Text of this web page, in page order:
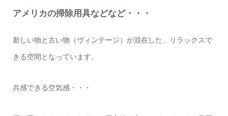
アメリカの掃除用具などなど・・・
新しい物と古い物（ヴィンテージ）が混在した、リラックスで
きる空間となっています。
共感できる空気感・・・